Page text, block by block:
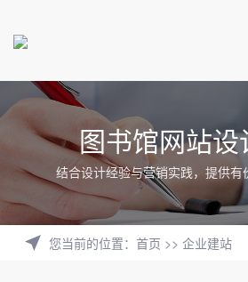
图书馆网站设
结合设计经验与营销实践，提供有
您当前的位置： 首页 >> 企业建站